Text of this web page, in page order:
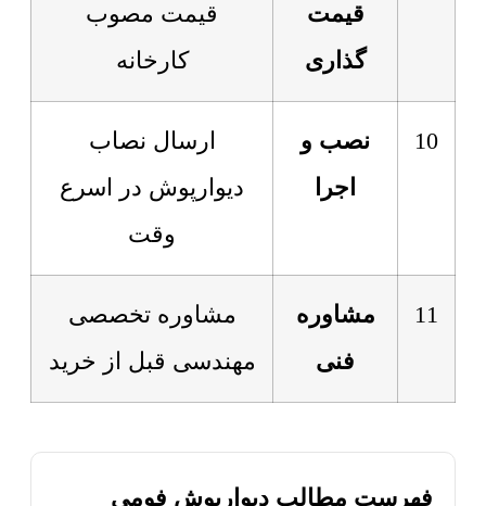
قیمت
گذاری
قیمت مصوب
کارخانه
10
نصب و
اجرا
ارسال نصاب
دیوارپوش در اسرع
وقت
11
مشاوره
فنی
مشاوره تخصصی
مهندسی قبل از خرید
فهرست مطالب دیوارپوش فومی